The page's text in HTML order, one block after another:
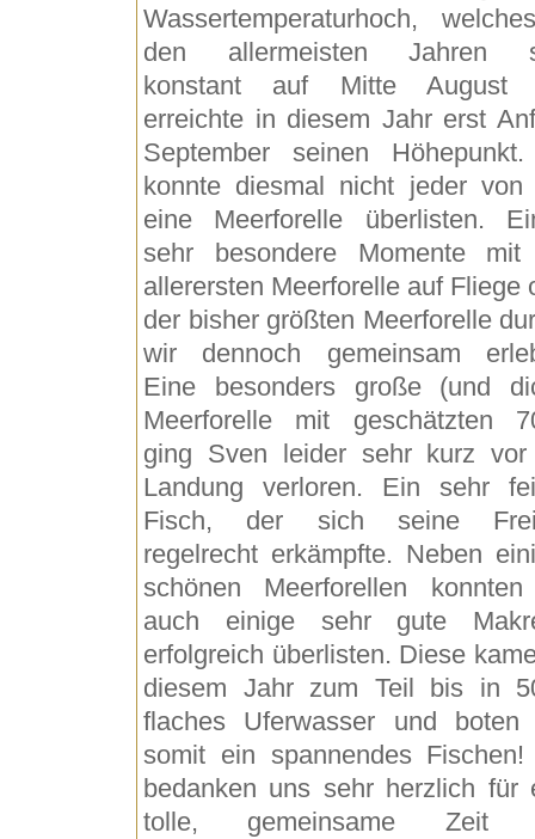
Wassertemperaturhoch,
den allermeisten Jahren
konstant auf Mitte August
erreichte in diesem Jahr erst
September seinen
konnte diesmal nicht jeder von
eine Meerforelle überlisten.
sehr besondere Momente mit
allerersten Meerforelle auf Fliege
der bisher größten Meerforelle
wir dennoch gemeinsam
Eine besonders große (und
Meerforelle mit geschätzten
ging Sven leider sehr kurz
Landung verloren. Ein sehr
Fisch, der sich seine
regelrecht erkämpfte. Neben
schönen Meerforellen
auch einige sehr gute
erfolgreich überlisten. Diese
diesem Jahr zum Teil bis in
flaches Uferwasser und boten
somit ein spannendes
bedanken uns sehr herzlich für
tolle, gemeinsame Zeit